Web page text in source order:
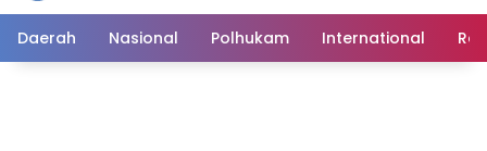
Daerah Nasional Polhukam International